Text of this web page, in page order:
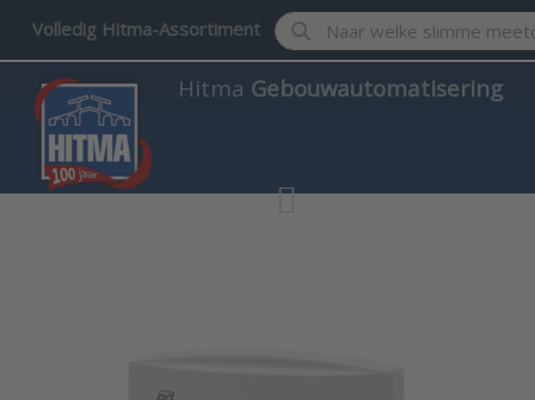
Volledig Hitma-Assortiment Enter a search term.
Hitma Gebouwautomatisering